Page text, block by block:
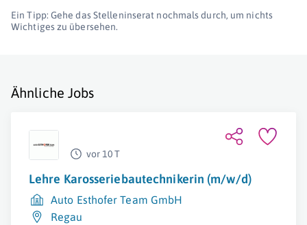
Ein Tipp: Gehe das Stelleninserat nochmals durch, um nichts
Wichtiges zu übersehen.
Ähnliche Jobs
vor 10 T
Lehre Karosseriebautechnikerin (m/w/d)
Auto Esthofer Team GmbH
Regau